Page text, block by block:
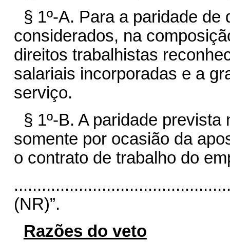
§ 1º-A. Para a paridade de
considerados, na
direitos trabalhistas
salariais incorporadas e a
serviço.
§ 1º-B. A paridade
somente por ocasião da
o contrato de trabalho do
(NR)”.
Razões do veto